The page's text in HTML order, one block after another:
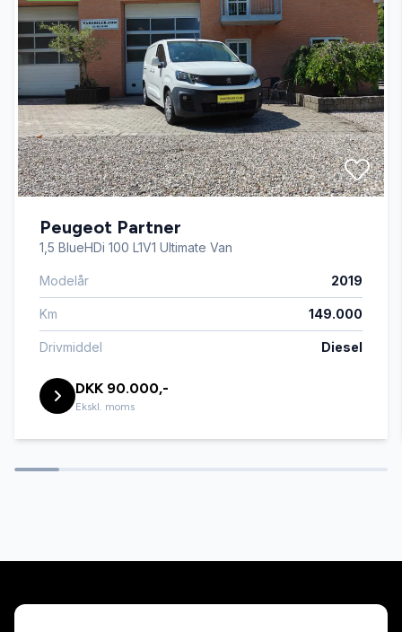
fartpilot
fjernbetjent centrallås
højdejusterbart førersæde
håndfri til mobil
kørecomputer
multifunktionsrat
musikstreaming via Bluetooth
Peugeot Partner
1,5 BlueHDi 100 L1V1 Ultimate Van
Modelår 2019
Km 149.000
Drivmiddel Diesel
DKK 90.000,-
Ekskl. moms